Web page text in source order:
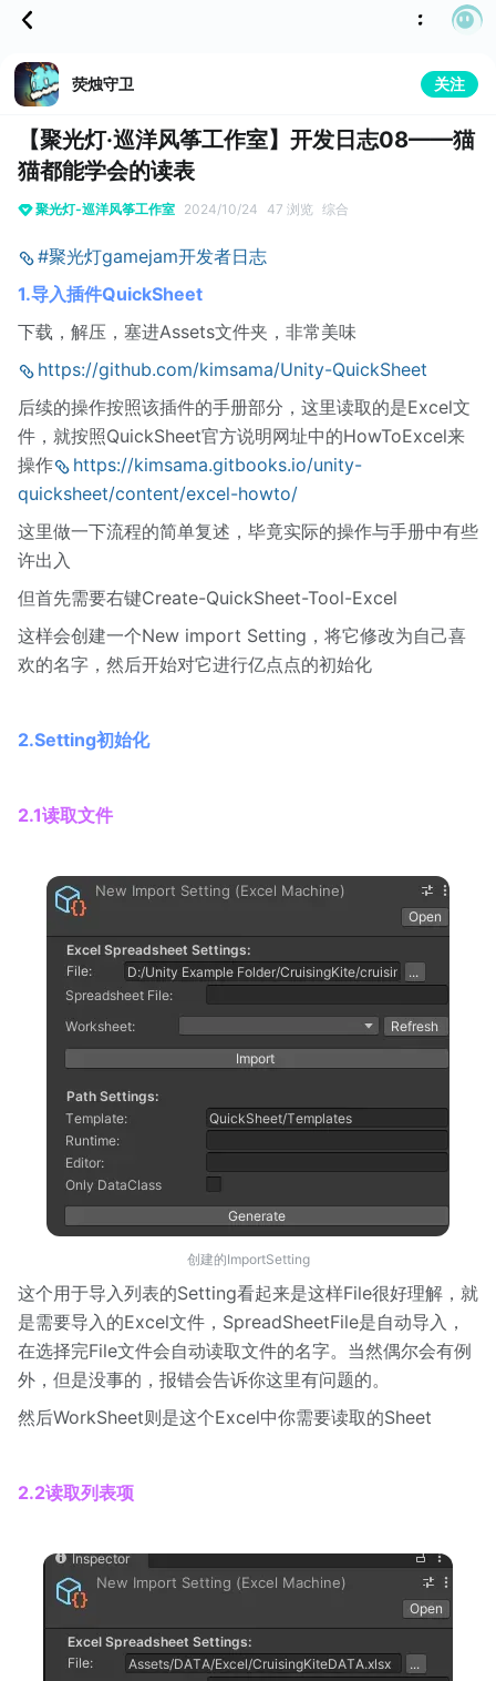
荧烛守卫 关注
【聚光灯·巡洋风筝工作室】开发日志08——猫
猫都能学会的读表
聚光灯-巡洋风筝工作室 2024/10/24 47 浏览 综合
#聚光灯gamejam开发者日志
1.导入插件QuickSheet
下载，解压，塞进Assets文件夹，非常美味
https://github.com/kimsama/Unity-QuickSheet
后续的操作按照该插件的手册部分，这里读取的是Excel文
件，就按照QuickSheet官方说明网址中的HowToExcel来
操作
https://kimsama.gitbooks.io/unity-
quicksheet/content/excel-howto/
这里做一下流程的简单复述，毕竟实际的操作与手册中有些
许出入
但首先需要右键Create-QuickSheet-Tool-Excel
这样会创建一个New import Setting，将它修改为自己喜
欢的名字，然后开始对它进行亿点点的初始化
2.Setting初始化
2.1读取文件
创建的ImportSetting
这个用于导入列表的Setting看起来是这样File很好理解，就
是需要导入的Excel文件，SpreadSheetFile是自动导入，
在选择完File文件会自动读取文件的名字。当然偶尔会有例
外，但是没事的，报错会告诉你这里有问题的。
然后WorkSheet则是这个Excel中你需要读取的Sheet
2.2读取列表项